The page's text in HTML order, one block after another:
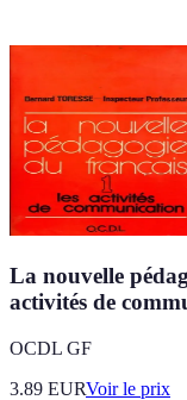
La nouvelle
activités de
OCDL GF
3.89 EURVoir le prix